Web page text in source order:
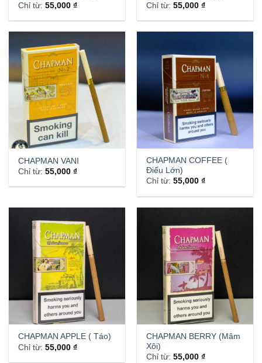
Chỉ từ:55,000₫
Chỉ từ:55,000₫
CHAPMAN VANI
Chỉ từ:55,000₫
CHAPMAN COFFEE (
Điếu Lớn)
Chỉ từ:55,000₫
CHAPMAN APPLE ( Táo)
Chỉ từ:55,000₫
CHAPMAN BERRY (Mâm
Xôi)
Chỉ từ:55,000₫